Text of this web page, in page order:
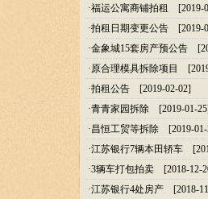
·福运公寓商铺拍租
[2019-
·拍租日期变更公告 [2019-
·金象城15套房产预公告
·原合理模具拆除项目
·拍租公告 [2019-02-02]
·青青家园拆除 [2019-01-
·昌恒工贸等拆除 [2019-
·江苏银行7辆本田轿车
·3辆车打包拍卖 [2018-12-
·江苏银行4处房产 [2018-